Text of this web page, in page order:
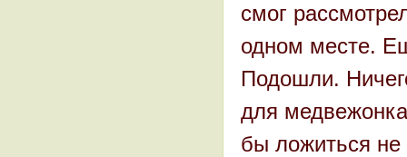
смог
одном месте.
Подошли.
для
бы ложиться